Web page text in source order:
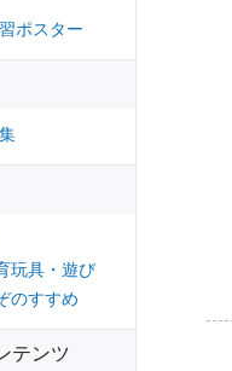
ポスター
玩具・遊び
のすすめ
テンツ